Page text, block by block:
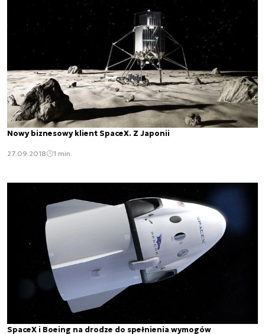
Nowy biznesowy klient SpaceX. Z Japonii
27.09.2018 1 min.
SpaceX i Boeing na drodze do spełnienia wymogów